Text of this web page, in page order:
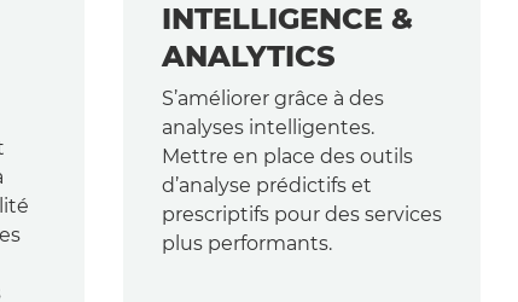
INTELLIGENCE &
ANALYTICS
S’améliorer grâce à des
analyses intelligentes.
Mettre en place des outils
d’analyse prédictifs et
prescriptifs pour des services
plus performants.